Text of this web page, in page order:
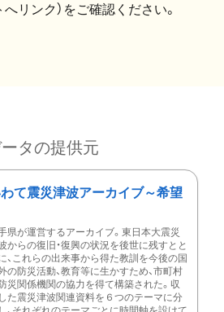
へリンク）をご確認ください。
タの提供元
て震災津波アーカイブ～希望
県が運営するアーカイブ。東日本大震災
からの復旧・復興の状況を後世に残すとと
、これらの出来事から得た教訓を今後の国
の防災活動、教育等に生かすため、市町村
災関係機関の協力を得て構築された。収
た震災津波関連資料を６つのテーマに分